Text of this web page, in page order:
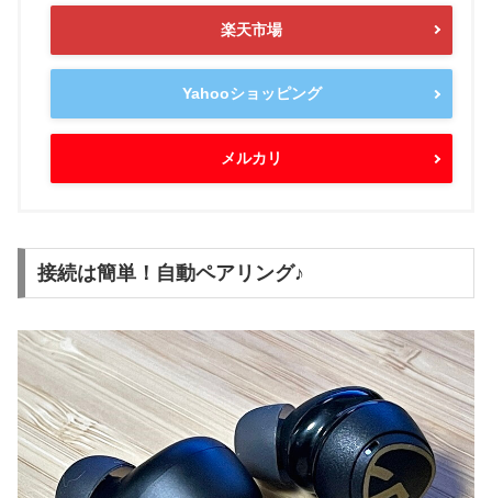
楽天市場
Yahooショッピング
メルカリ
接続は簡単！自動ペアリング♪